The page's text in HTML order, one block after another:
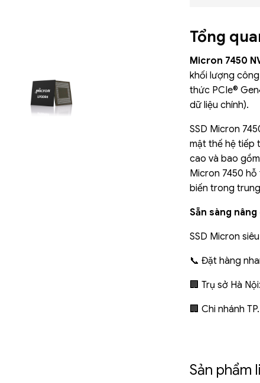
Tổng
Micron 7450
khối lượng
thức PCIe®
dữ liệu chính).
SSD Micron
mật thế hệ tiếp
cao và bao
Micron 7450
biến trong
Sẵn sàng
SSD Micron
📞 Đặt hàng
🏢 Trụ sở Hà
🏢 Chi nhánh
Sản phẩm
Liên
SK
GDDR